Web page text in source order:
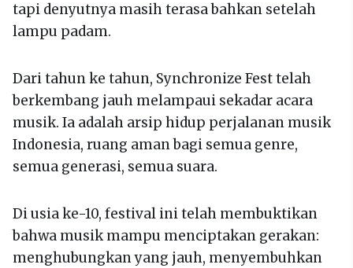
tapi denyutnya masih terasa bahkan setelah
lampu padam.
Dari tahun ke tahun, Synchronize Fest telah
berkembang jauh melampaui sekadar acara
musik. Ia adalah arsip hidup perjalanan musik
Indonesia, ruang aman bagi semua genre,
semua generasi, semua suara.
Di usia ke-10, festival ini telah membuktikan
bahwa musik mampu menciptakan gerakan:
menghubungkan yang jauh, menyembuhkan